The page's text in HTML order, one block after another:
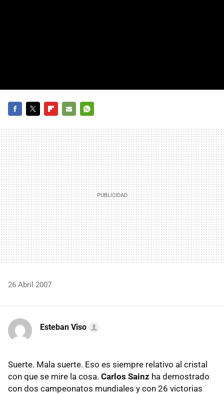
MAIL
26 Abril 2007
Esteban Viso
Suerte. Mala suerte. Eso es siempre relativo al cristal
con que se mire la cosa. Carlos Sainz ha demostrado
con dos campeonatos mundiales y con 26 victorias